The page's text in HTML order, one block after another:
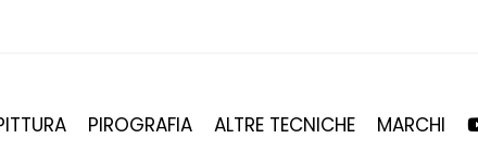
PIROGRAFIA ALTRE TECNICHE MARCHI